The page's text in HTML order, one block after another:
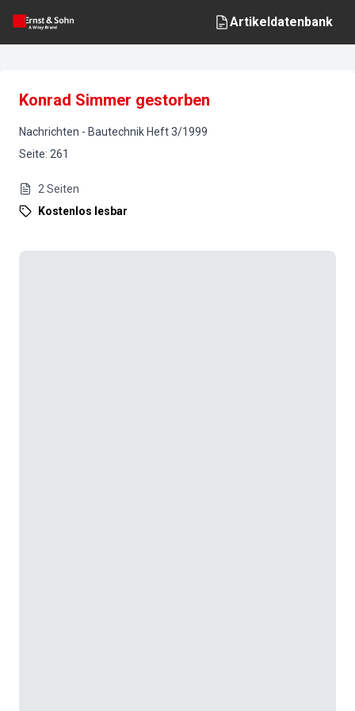
Artikeldatenbank
Konrad Simmer gestorben
Nachrichten - Bautechnik Heft3/1999
Seite: 261
2 Seiten
Kostenlos lesbar